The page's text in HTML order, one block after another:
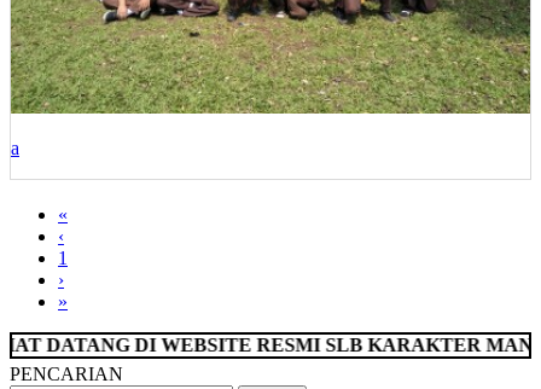
a
«
‹
1
›
»
WEBSITE RESMI SLB KARAKTER MANDIRI
PENCARIAN